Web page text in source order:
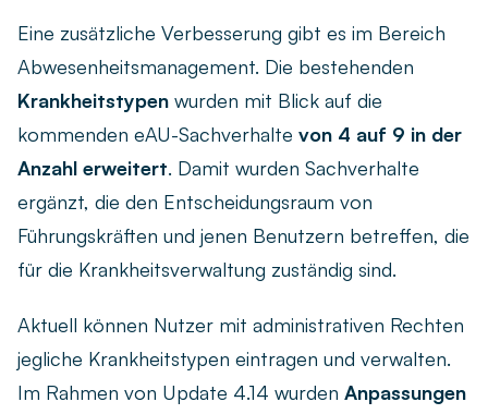
Eine zusätzliche Verbesserung gibt es im Bereich
Abwesenheitsmanagement. Die bestehenden
Krankheitstypen wurden mit Blick auf die
kommenden eAU-Sachverhalte von 4 auf 9 in der
Anzahl erweitert. Damit wurden Sachverhalte
ergänzt, die den Entscheidungsraum von
Führungskräften und jenen Benutzern betreffen, die
für die Krankheitsverwaltung zuständig sind.
Aktuell können Nutzer mit administrativen Rechten
jegliche Krankheitstypen eintragen und verwalten.
Im Rahmen von Update 4.14 wurden Anpassungen